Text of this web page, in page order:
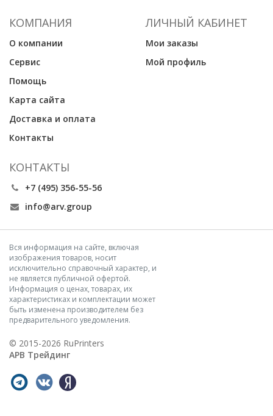
КОМПАНИЯ
О компании
Сервис
Помощь
Карта сайта
Доставка и оплата
Контакты
ЛИЧНЫЙ КАБИНЕТ
Мои заказы
Мой профиль
КОНТАКТЫ
+7 (495) 356-55-56
info@arv.group
Вся информация на сайте, включая
изображения товаров, носит
исключительно справочный характер, и
не является публичной офертой.
Информация о ценах, товарах, их
характеристиках и комплектации может
быть изменена производителем без
предварительного уведомления.
© 2015-2026 RuPrinters
АРВ Трейдинг